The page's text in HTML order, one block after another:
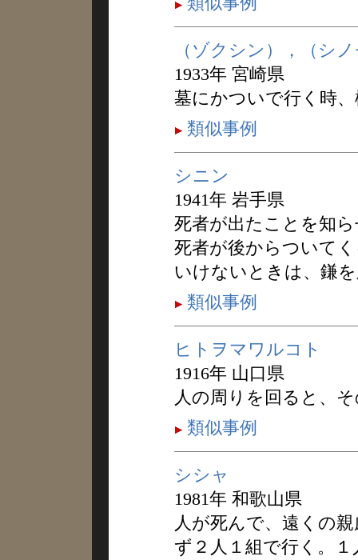
（ゾクシン），（シ
1933年 宮崎県
墓にかついで行く時
類似事例
シニン
1941年 岩手県
死者が出たことを知
死者が後からついて
いけないときは、鎌
類似事例
ヒトヲマワルコト
1916年 山口県
人の周りを回ると、
類似事例
シシャ
1981年 和歌山県
人が死んで、遠くの
ず２人１組で行く。